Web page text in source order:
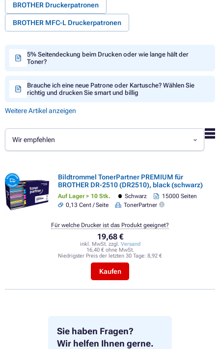
Sie haben Fragen?
Wir helfen Ihnen gerne.
BROTHER Druckerpatronen
BROTHER MFC-L Druckerpatronen
5% Seitendeckung beim Drucken oder wie lange hält der
Toner?
Brauche ich eine neue Patrone oder Kartusche? Wählen Sie
richtig und drucken Sie smart und billig
Weitere Artikel anzeigen
Wir empfehlen
Bildtrommel TonerPartner PREMIUM für
BROTHER DR-2510 (DR2510), black (schwarz)
Auf Lager > 10 Stk. Schwarz
15000 Seiten
0,13 Cent / Seite
TonerPartner
19,68 €
inkl. MwSt. zzgl. Versand
16,40 € ohne MwSt.
Niedrigster Preis der letzten 30 Tage: 8,92 €
Kaufen
Für welche Drucker ist das Produkt geeignet?